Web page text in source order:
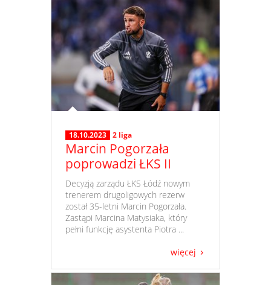
18.10.2023 2 liga
Marcin Pogorzała
poprowadzi ŁKS II
​ Decyzją zarządu ŁKS Łódź nowym
trenerem drugoligowych rezerw
został 35-letni Marcin Pogorzała.
Zastąpi Marcina Matysiaka, który
pełni funkcję asystenta Piotra ...
więcej